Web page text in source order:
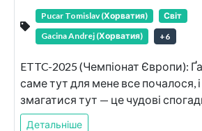
Pucar Tomislav (Хорватия)
Світ
Gacina Andrej (Хорватия)
+6
ETTC-2025 (Чемпіонат Європи):
саме тут для мене все почалося,
змагатися тут — це чудові
Детальніше